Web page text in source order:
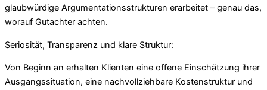
glaubwürdige Argumentationsstrukturen erarbeitet – genau das,
worauf Gutachter achten.
Seriosität, Transparenz und klare Struktur:
Von Beginn an erhalten Klienten eine offene Einschätzung ihrer
Ausgangssituation, eine nachvollziehbare Kostenstruktur und